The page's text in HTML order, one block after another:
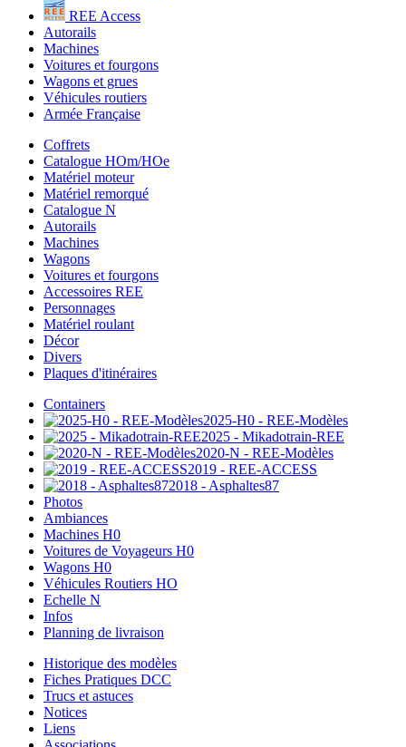
REE Access
Autorails
Machines
Voitures et fourgons
Wagons et grues
Véhicules routiers
Armée Française
Coffrets
Catalogue HOm/HOe
Matériel moteur
Matériel remorqué
Catalogue N
Autorails
Machines
Wagons
Voitures et fourgons
Accessoires REE
Personnages
Matériel roulant
Décor
Divers
Plaques d'itinéraires
Containers
2025-H0 - REE-Modèles
2025 - Mikadotrain-REE
2020-N - REE-Modèles
2019 - REE-ACCESS
2018 - Asphaltes87
Photos
Ambiances
Machines H0
Voitures de Voyageurs H0
Wagons H0
Véhicules Routiers HO
Echelle N
Infos
Planning de livraison
Historique des modèles
Fiches Pratiques DCC
Trucs et astuces
Notices
Liens